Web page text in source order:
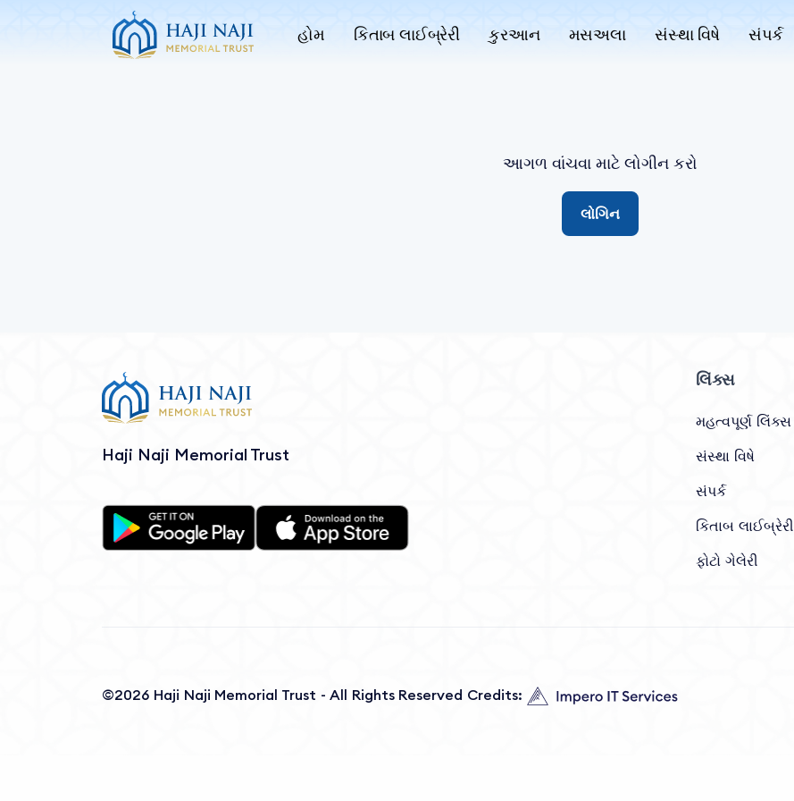
હોમ કિતાબ લાઈબ્રેરી કુરઆન મસઅલા સંસ્થા વિષે સંપર્ક
આગળ વાંચવા માટે લોગીન કરો
લોગિન
Haji Naji Memorial Trust
લિંક્સ
મહત્વપૂર્ણ લિંક્સ
સંસ્થા વિષે
સંપર્ક
કિતાબ લાઈબ્રેરી
ફોટો ગેલેરી
©2026 Haji Naji Memorial Trust - All Rights Reserved Credits: